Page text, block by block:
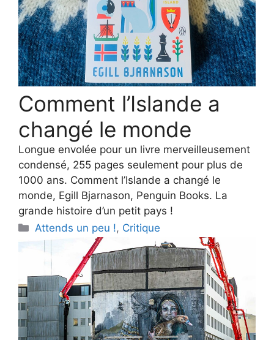
Comment l’Islande a
changé le monde
Longue envolée pour un livre merveilleusement
condensé, 255 pages seulement pour plus de
1000 ans. Comment l’Islande a changé le
monde, Egill Bjarnason, Penguin Books. La
grande histoire d’un petit pays !
Categories
Attends un peu !, Critique